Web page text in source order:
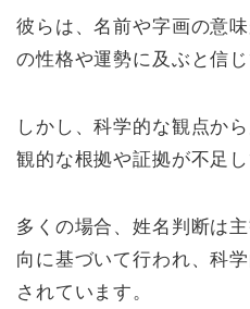
彼らは、名前や字画の意
の性格や運勢に及ぶと信じ
しかし、科学的な観点か
観的な根拠や証拠が不足
多くの場合、姓名判断は
向に基づいて行われ、科
されています。